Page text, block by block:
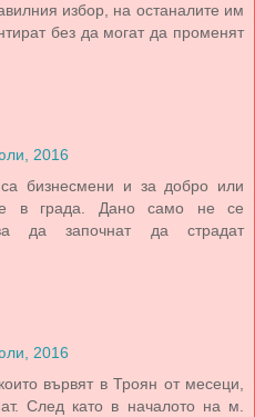
избор, на останалите им
без да могат да променят
2016
бизнесмени и за добро или
в града. Дано само не се
да започнат да страдат
2016
вървят в Троян от месеци,
След като в началото на м.